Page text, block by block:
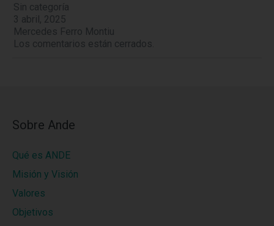
Sin categoría
3 abril, 2025
Mercedes Ferro Montiu
Los comentarios están cerrados.
Sobre Ande
Qué es ANDE
Misión y Visión
Valores
Objetivos